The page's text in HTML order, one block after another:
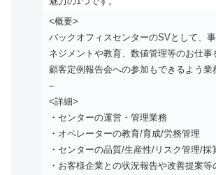
<概要>
バックオフィスセンターのSVとして、
ネジメントや教育、数値管理等のお仕事
顧客定例報告会への参加もできるよう業
–
<詳細>
・センターの運営・管理業務
・オペレーターの教育/育成/労務管理
・センターの品質/生産性/リスク管理/採
・お客様企業との状況報告や改善提案